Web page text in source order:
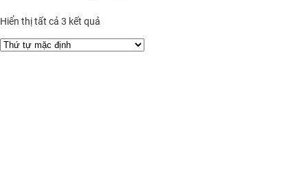
Hiển thị tất cả 3 kết quả